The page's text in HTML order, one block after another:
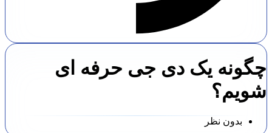
چگونه یک دی جی حرفه ای
شویم؟
بدون نظر